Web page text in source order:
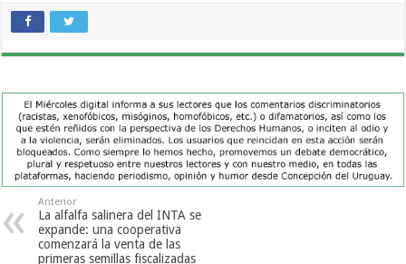
Anterior
La alfalfa salinera del INTA se
expande: una cooperativa
comenzará la venta de las
primeras semillas fiscalizadas